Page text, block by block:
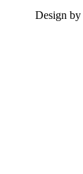
Design by